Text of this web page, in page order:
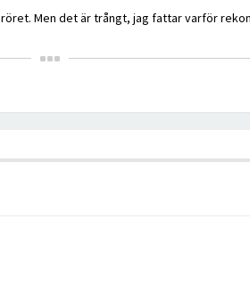
Men det är trångt, jag fattar varför